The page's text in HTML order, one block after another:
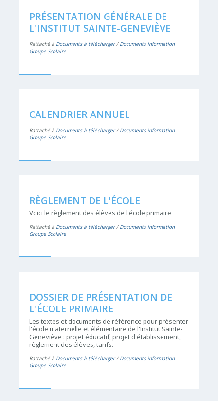
PRÉSENTATION GÉNÉRALE DE
L'INSTITUT SAINTE-GENEVIÈVE
Rattaché à Documents à télécharger / Documents information
Groupe Scolaire
CALENDRIER ANNUEL
Rattaché à Documents à télécharger / Documents information
Groupe Scolaire
RÈGLEMENT DE L'ÉCOLE
Voici le règlement des élèves de l'école primaire
Rattaché à Documents à télécharger / Documents information
Groupe Scolaire
DOSSIER DE PRÉSENTATION DE
L'ÉCOLE PRIMAIRE
Les textes et documents de référence pour présenter
l'école maternelle et élémentaire de l'Institut Sainte-
Geneviève : projet éducatif, projet d'établissement,
règlement des élèves, tarifs.
Rattaché à Documents à télécharger / Documents information
Groupe Scolaire